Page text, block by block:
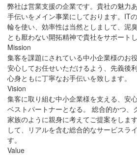
弊社は営業支援の企業です。貴社の魅力
手伝いをメイン事業にしております。IT
輪を使い、効率性は当然としまして、泥
とも厭わない開拓精神で貴社をサポートし
Mission
集客を課題にされている中小企業様のお
安心してお任せいただけるよう、先義後
心身ともに丁寧なお手伝いを致します。
Vision
集客に取り組む中小企業様を支える、安
ベストパートナーとなる。 総合的かつ、
家族のように親身に考えてご提案をしま
して、リアルを含む総合的なサービスラ
す。
Value